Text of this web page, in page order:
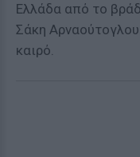
Ελλάδα από το
Σάκη
καιρό.